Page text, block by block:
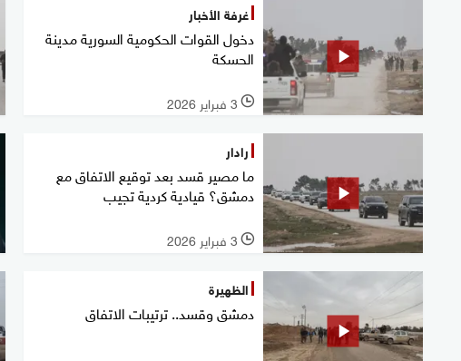
غرفة الأخبار
دخول القوات الحكومية السورية مدينة
الحسكة
l 3 فبراير 2026
رادار
ما مصير قسد بعد توقيع الاتفاق مع
دمشق؟ قيادية كردية تجيب
l 3 فبراير 2026
الظهيرة
دمشق وقسد.. ترتيبات الاتفاق